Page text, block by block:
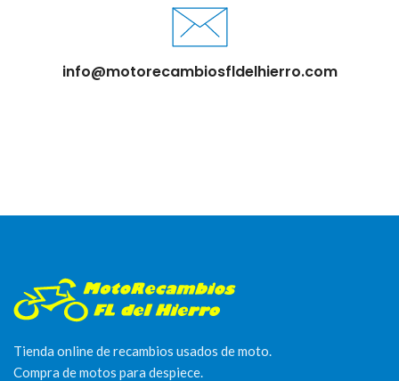
info@motorecambiosfldelhierro.com
Tienda online de recambios usados de moto.
Compra de motos para despiece.